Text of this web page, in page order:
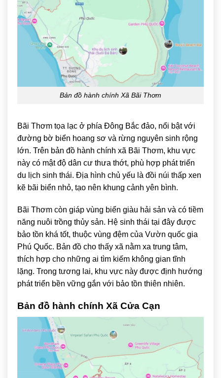
Bản đồ hành chính Xã Bãi Thơm
Bãi Thơm tọa lạc ở phía Đông Bắc đảo, nổi bật với
đường bờ biển hoang sơ và rừng nguyên sinh rộng
lớn. Trên bản đồ hành chính xã Bãi Thơm, khu vực
này có mật độ dân cư thưa thớt, phù hợp phát triển
du lịch sinh thái. Địa hình chủ yếu là đồi núi thấp xen
kẽ bãi biển nhỏ, tạo nên khung cảnh yên bình.
Bãi Thơm còn giáp vùng biển giàu hải sản và có tiềm
năng nuôi trồng thủy sản. Hệ sinh thái tại đây được
bảo tồn khá tốt, thuộc vùng đệm của Vườn quốc gia
Phú Quốc. Bản đồ cho thấy xã nằm xa trung tâm,
thích hợp cho những ai tìm kiếm không gian tĩnh
lặng. Trong tương lai, khu vực này được định hướng
phát triển bền vững gắn với bảo tồn thiên nhiên.
Bản đồ hành chính Xã Cửa Cạn